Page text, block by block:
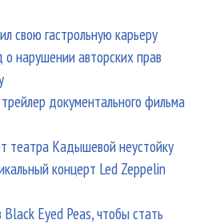
свою гастрольную карьеру
о нарушении авторских прав
документального фильма
театра Кадышевой неустойку
концерт Led Zeppelin
Eyed Peas, чтобы стать